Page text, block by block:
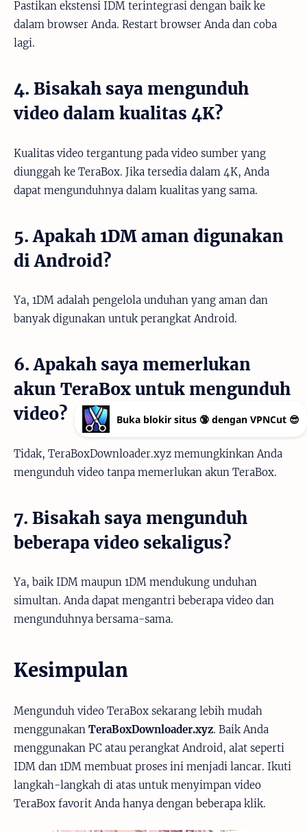
Pastikan ekstensi IDM terintegrasi dengan baik ke
dalam browser Anda. Restart browser Anda dan coba
lagi.
4. Bisakah saya mengunduh
video dalam kualitas 4K?
Kualitas video tergantung pada video sumber yang
diunggah ke TeraBox. Jika tersedia dalam 4K, Anda
dapat mengunduhnya dalam kualitas yang sama.
5. Apakah 1DM aman digunakan
di Android?
Ya, 1DM adalah pengelola unduhan yang aman dan
banyak digunakan untuk perangkat Android.
6. Apakah saya memerlukan
akun TeraBox untuk mengunduh
video?
Tidak, TeraBoxDownloader.xyz memungkinkan Anda
mengunduh video tanpa memerlukan akun TeraBox.
7. Bisakah saya mengunduh
beberapa video sekaligus?
Ya, baik IDM maupun 1DM mendukung unduhan
simultan. Anda dapat mengantri beberapa video dan
mengunduhnya bersama-sama.
Kesimpulan
Mengunduh video TeraBox sekarang lebih mudah
menggunakan TeraBoxDownloader.xyz. Baik Anda
menggunakan PC atau perangkat Android, alat seperti
IDM dan 1DM membuat proses ini menjadi lancar. Ikuti
langkah-langkah di atas untuk menyimpan video
TeraBox favorit Anda hanya dengan beberapa klik.
Buka blokir situs 🔞 dengan VPNCut 😎